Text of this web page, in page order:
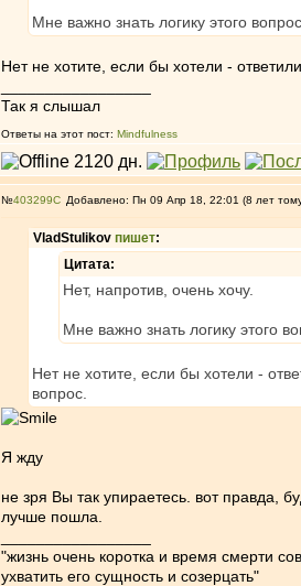
Мне важно знать логику этого
Нет не хотите, если бы хотели -
Так я слышал
Ответы на этот пост: Mindfulness
№403299 Добавлено: Пн 09 Апр 18, 22:01 (8 лет
VladStulikov пишет:
Цитата:
Нет, напротив, очень хочу.
Мне важно знать логику этого
Нет не хотите, если бы хотели -
вопрос.
Я жду
не зря Вы так упираетесь. вот правда,
лучше пошла.
"жизнь очень коротка и время смерти
ухватить его сущность и созерцать"